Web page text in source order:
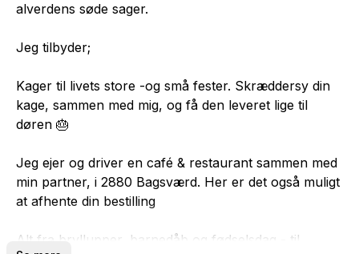
alverdens søde sager.
Jeg tilbyder;
Kager til livets store -og små fester. Skræddersy din
kage, sammen med mig, og få den leveret lige til
døren 🎂
Jeg ejer og driver en café & restaurant sammen med
min partner, i 2880 Bagsværd. Her er det også muligt
at afhente din bestilling
Alt fra bryllupper, barnedåb og fødselsdag - til